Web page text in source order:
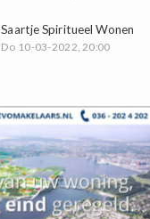
Saartje Spiritueel Wonen
Do 10-03-2022, 20:00